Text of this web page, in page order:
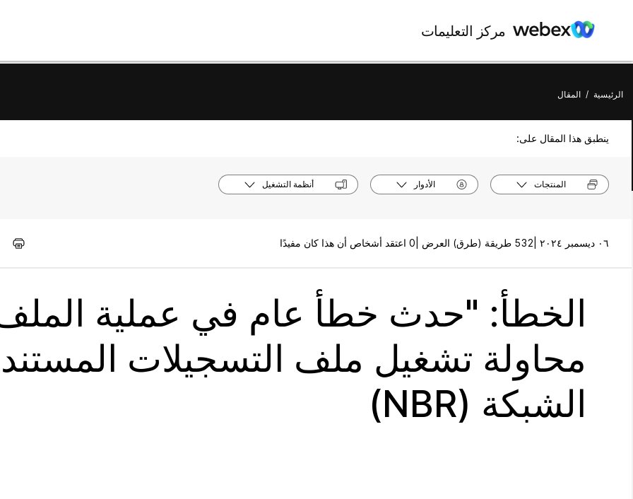
مركز التعليمات
الرئيسية / المقال
ينطبق هذا المقال على:
المنتجات الأدوار أنظمة التشغيل
٠٦ ديسمبر ٢٠٢٤ | 532 طريقة (طرق) العرض | 0 اعتقد أشخاص أن هذا كان مفيدًا
الخطأ: "حدث خطأ عام في عملية
محاولة تشغيل ملف التسجيلات
الشبكة (NBR)